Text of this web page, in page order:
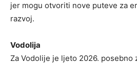
jer mogu otvoriti nove puteve za
razvoj.
Vodolija
Za Vodolije je ljeto 2026. posebno